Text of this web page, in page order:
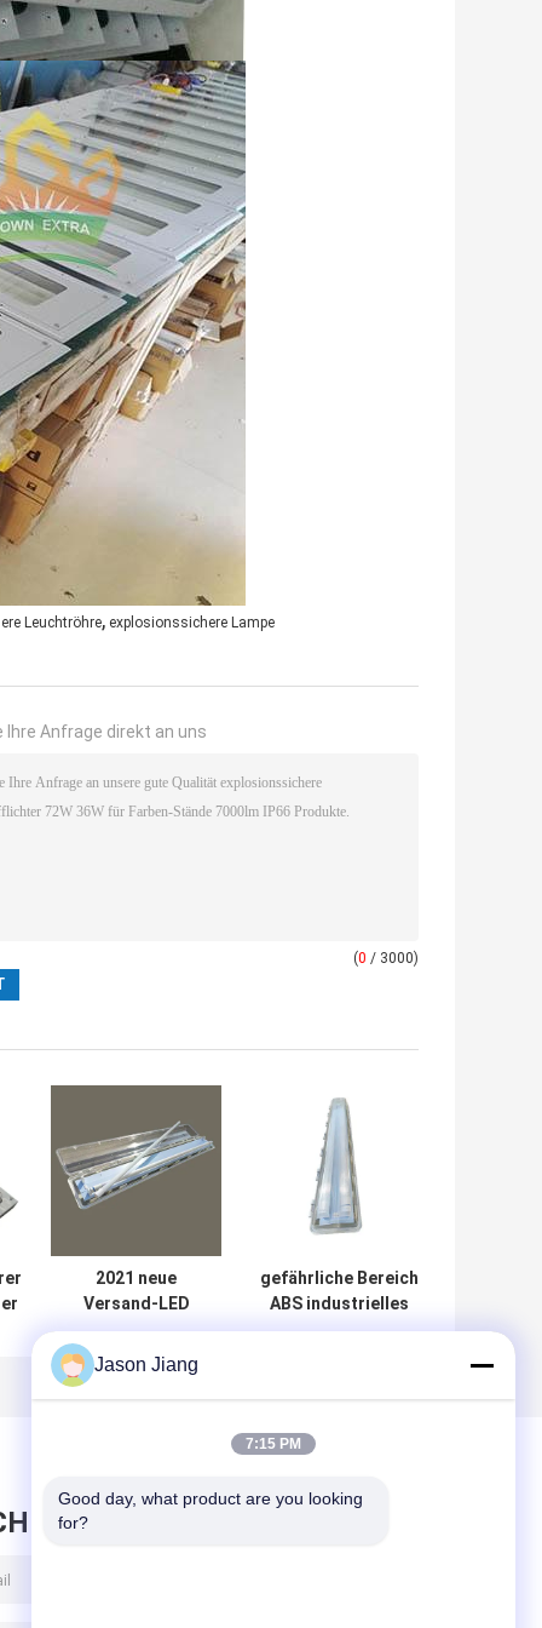
Leuchtröhre, explosionssichere Lampe
Ihre Anfrage direkt an uns
(0 / 3000)
2021 neue
Versand-LED
Decke
flammenfeste
Leuchtstoff helle
0.6m 1,2 M
gefährliche Bereich
ABS industrielles
115Lm W der
HINTERLASSEN
Jason Jiang
7:15 PM
Good day, what product are you looking
for?